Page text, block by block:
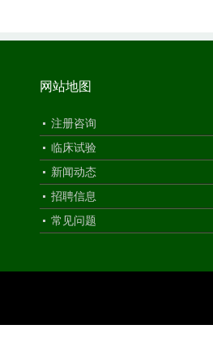
网站地图
注册咨询
临床试验
新闻动态
招聘信息
常见问题